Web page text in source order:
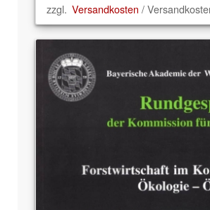
zzgl. Versandkosten /